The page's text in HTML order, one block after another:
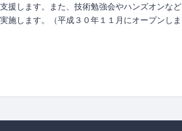
援します。また、技術勉強会やハンズオンなど
施します。（平成３０年１１月にオープンしま